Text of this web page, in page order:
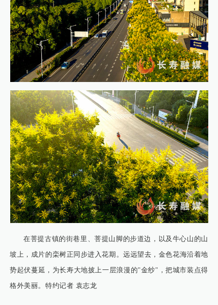
在菩提古镇的街巷里、菩提山脚的步道边，以及牛心山的山
坡上，成片的栾树正同步进入花期。远远望去，金色花海沿着地
势起伏蔓延，为长寿大地披上一层浪漫的"金纱"，把城市装点得
格外美丽。特约记者 袁志龙